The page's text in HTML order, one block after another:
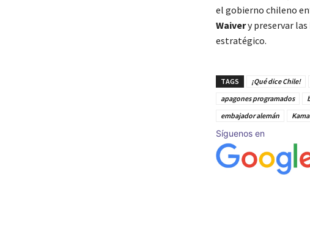
el gobierno chileno
Waivery preservar las
estratégico.
TAGS ¡Qué dice Chile!
apagones programados
embajador alemán
Síguenos en